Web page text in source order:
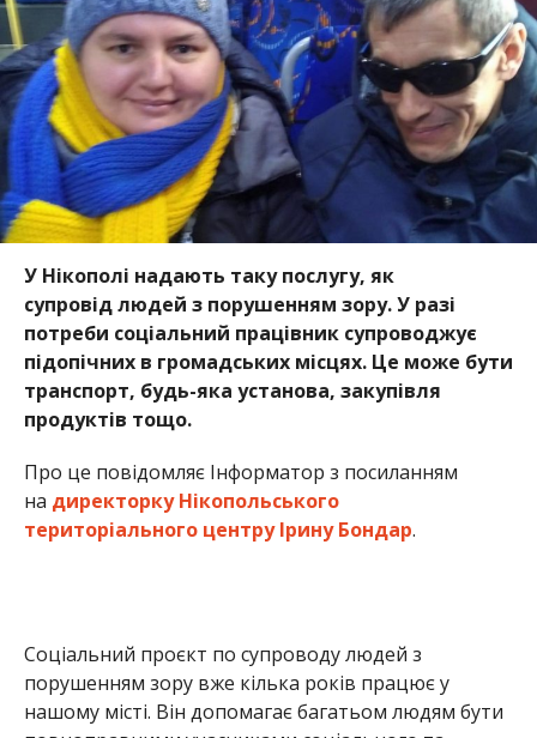
У Нікополі надають таку послугу, як
супровід людей з порушенням зору. У разі
потреби соціальний працівник супроводжує
підопічних в громадських місцях. Це може бути
транспорт, будь-яка установа, закупівля
продуктів тощо.
Про це повідомляє Інформатор з посиланням
на директорку Нікопольського
територіального центру Ірину Бондар.
Соціальний проєкт по супроводу людей з
порушенням зору вже кілька років працює у
нашому місті. Він допомагає багатьом людям бути